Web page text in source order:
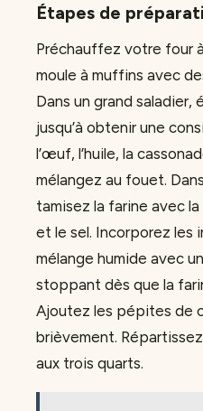
Étapes de
Préchauffez votre four
moule à muffins avec
Dans un grand saladier,
jusqu’à obtenir une
l’œuf, l’huile, la
mélangez au fouet.
tamisez la farine avec
et le sel. Incorporez les
mélange humide avec
stoppant dès que la
Ajoutez les pépites de
brièvement.
aux trois quarts.